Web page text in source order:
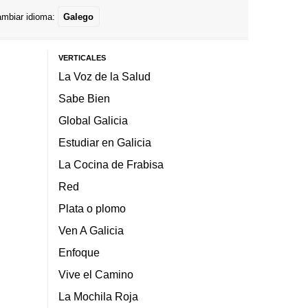
idioma: Galego
VERTICALES
La Voz de la Salud
Sabe Bien
Global Galicia
Estudiar en Galicia
La Cocina de Frabisa
Red
Plata o plomo
Ven A Galicia
Enfoque
Vive el Camino
La Mochila Roja